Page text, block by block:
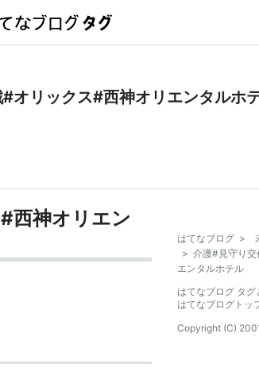
オリックス#西神オリエンタルホ
西神オリエン
はてなブログ >
> 介護#見守り
エンタルホテル
はてなブログ タグ
はてなブログトッ
Copyright (C)